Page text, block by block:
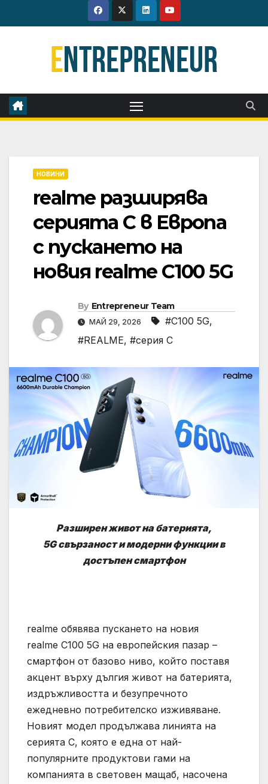
to
НОВИНИ
realme разширява
серията C в Европа
с пускането на
новия realme C100 5G
By Entrepreneur Team
МАЙ 29, 2026 #C100 5G,
#REALME, #серия C
Разширен живот на батерията,
5Gсвързаност и модерни функции в
достъпен смартфон
realme обявява пускането на новия
realme C100 5G на европейския пазар –
смартфон от базово ниво, който поставя
акцент върху дългия живот на батерията,
издръжливостта и безупречното
ежедневно потребителско изживяване.
Новият модел продължава линията на
серията C, която е една от най-
популярните продуктови гами на
компанията в световен мащаб, насочена